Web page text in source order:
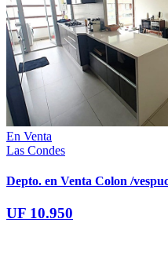
En Venta
Las Condes
Depto. en Venta Colon /
UF 10.950